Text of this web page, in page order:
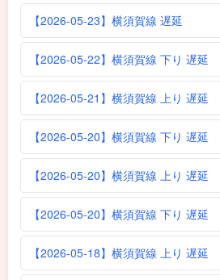
【2026-05-23】横須賀線 遅延
【2026-05-22】横須賀線 下り 遅延
【2026-05-21】横須賀線 上り 遅延
【2026-05-20】横須賀線 下り 遅延
【2026-05-20】横須賀線 上り 遅延
【2026-05-20】横須賀線 下り 遅延
【2026-05-18】横須賀線 上り 遅延